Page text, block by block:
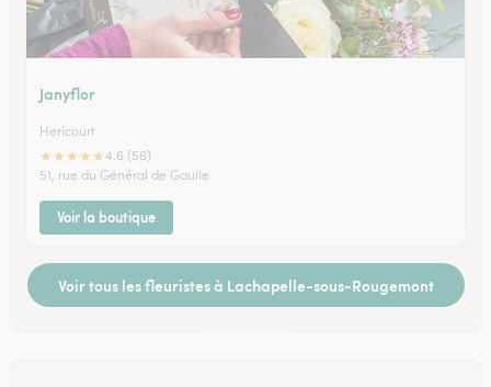
Janyflor
Hericourt
★★★★★4.6 (56)
51, rue du Général de Gaulle
Voir la boutique
Voir tous les fleuristes à Lachapelle-sous-Rougemont